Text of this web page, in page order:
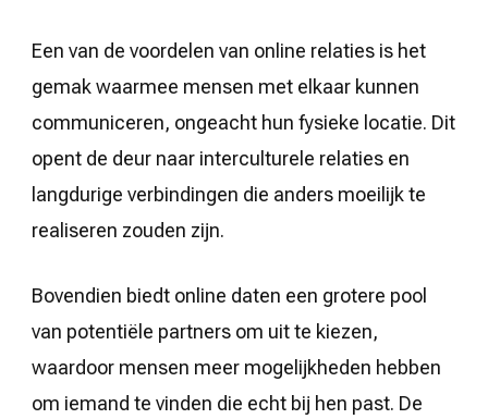
Een van de voordelen van online relaties is het
gemak waarmee mensen met elkaar kunnen
communiceren, ongeacht hun fysieke locatie. Dit
opent de deur naar interculturele relaties en
langdurige verbindingen die anders moeilijk te
realiseren zouden zijn.
Bovendien biedt online daten een grotere pool
van potentiële partners om uit te kiezen,
waardoor mensen meer mogelijkheden hebben
om iemand te vinden die echt bij hen past. De